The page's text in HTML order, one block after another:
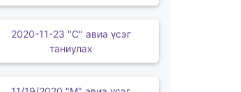
2020-11-23 "С" авиа үсэг
таниулах